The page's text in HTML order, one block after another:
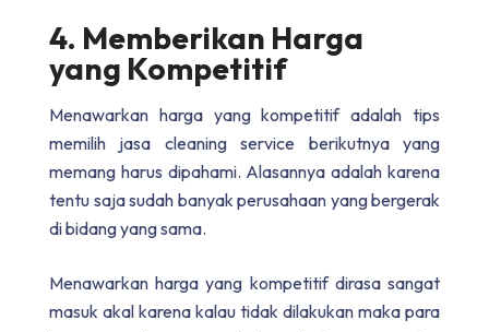
4. Memberikan Harga
yang Kompetitif
Menawarkan harga yang kompetitif adalah tips
memilih jasa cleaning service berikutnya yang
memang harus dipahami. Alasannya adalah karena
tentu saja sudah banyak perusahaan yang bergerak
di bidang yang sama.
Menawarkan harga yang kompetitif dirasa sangat
masuk akal karena kalau tidak dilakukan maka para